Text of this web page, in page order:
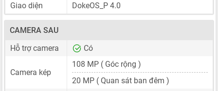
Giao diện DokeOS_P 4.0
CAMERA SAU
Hỗ trợ camera
Có
Camera kép
108 MP ( Góc rộng )
20 MP ( Quan sát ban đêm )